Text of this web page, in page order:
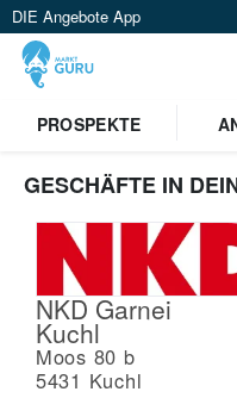
DIE Angebote App
PROSPEKTE
GESCHÄFTE IN
NKD Garnei
Kuchl
Moos 80 b
5431 Kuchl